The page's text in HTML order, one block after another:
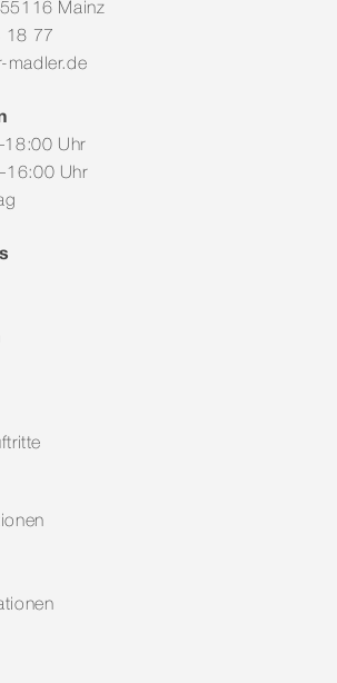
Mainz
18 77
madler.de
Uhr
Uhr